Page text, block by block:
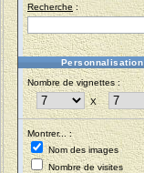
Recherche :
Personnalisation
Nombre de vignettes :
X
Montrer... :
Nom des images
Nombre de visites